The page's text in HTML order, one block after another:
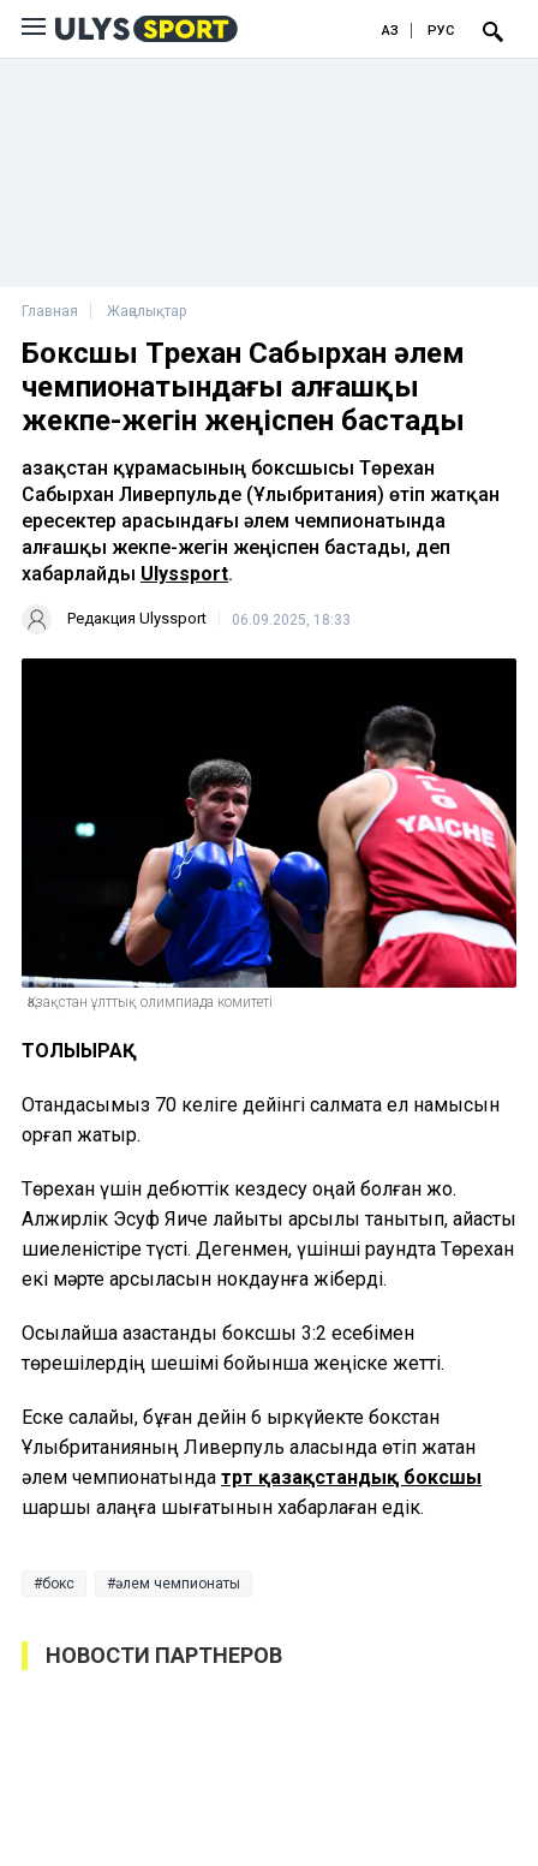
ҚАЗ РУС
Главная Жаңалықтар
Боксшы Төрехан Сабырхан әлем
чемпионатындағы алғашқы
жекпе-жегін жеңіспен бастады
Қазақстан құрамасының боксшысы Төрехан
Сабырхан Ливерпульде (Ұлыбритания) өтіп жатқан
ересектер арасындағы әлем чемпионатында
алғашқы жекпе-жегін жеңіспен бастады, деп
хабарлайды Ulyssport.
Редакция Ulyssport 06.09.2025, 18:33
Қазақстан ұлттық олимпиада комитеті
ТОЛЫҒЫРАҚ
Отандасымыз 70 келіге дейінгі салмақта ел намысын
қорғап жатыр.
Төрехан үшін дебюттік кездесу оңай болған жоқ.
Алжирлік Эсуф Яиче лайықты қарсылық танытып, айқасты
шиеленістіре түсті. Дегенмен, үшінші раундта Төрехан
екі мәрте қарсыласын нокдаунға жіберді.
Осылайша қазақстандық боксшы 3:2 есебімен
төрешілердің шешімі бойынша жеңіске жетті.
Еске салайық, бұған дейін 6 қыркүйекте бокстан
Ұлыбританияның Ливерпуль қаласында өтіп жатқан
әлем чемпионатында төрт қазақстандық боксшы
шаршы алаңға шығатынын хабарлаған едік.
бокс әлем чемпионаты
НОВОСТИ ПАРТНЕРОВ